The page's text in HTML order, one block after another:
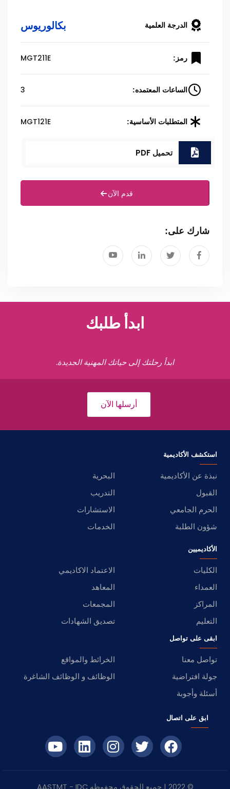
الدرجة العلمية بكالوريوس
رمز: MGT211E
الساعات المعتمده: 3
المتطلبات الأساسية: MGT121E
تحميل PDF
قدم الآن
شارك على:
ابدأ طلبك
ابدأ رحلتك إلى حياتك المهنية الجديدة.
أرسلها الآن
استكشف الأكاديمية
نبذة عن الأكاديمية
البحرية
القبول
التدريب
الحرم الجامعي
الاستشارات
شؤون الطلبة
الخدمات
الأكاديميين
الكليات
الاعتماد الاكاديمي
العمداء
المعاهد
المراكز
المجمعات
التعليم
تصديق الشهادات
ابقى على تواصل
تواصل معنا
الخرائط والمواقع
جولة افتراضية
الوظائف و الوظائف الشاغرة
أسئلة وأجوبة
ابق على اتصال
© 2022 | جميع الحقوق محفوظه IDC
- AASTMT